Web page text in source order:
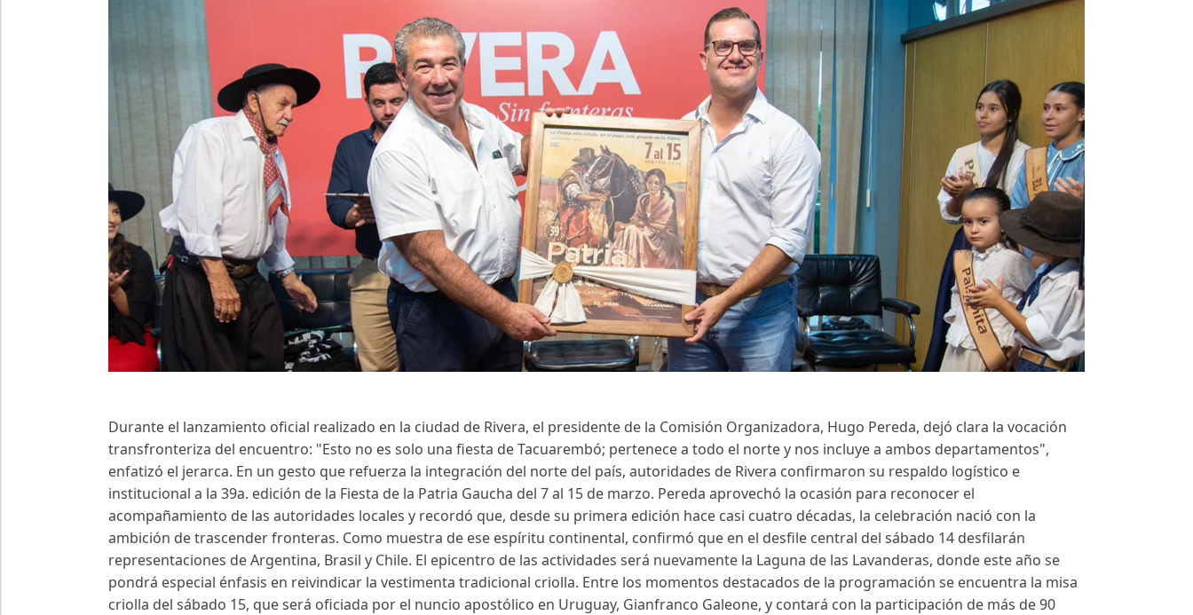
Durante el lanzamiento oficial realizado en la ciudad de Rivera, el presidente de la Comisión Organizadora, Hugo Pereda, dejó clara la vocación
transfronteriza del encuentro: "Esto no es solo una fiesta de Tacuarembó; pertenece a todo el norte y nos incluye a ambos departamentos",
enfatizó el jerarca. En un gesto que refuerza la integración del norte del país, autoridades de Rivera confirmaron su respaldo logístico e
institucional a la 39a. edición de la Fiesta de la Patria Gaucha del 7 al 15 de marzo. Pereda aprovechó la ocasión para reconocer el
acompañamiento de las autoridades locales y recordó que, desde su primera edición hace casi cuatro décadas, la celebración nació con la
ambición de trascender fronteras. Como muestra de ese espíritu continental, confirmó que en el desfile central del sábado 14 desfilarán
representaciones de Argentina, Brasil y Chile. El epicentro de las actividades será nuevamente la Laguna de las Lavanderas, donde este año se
pondrá especial énfasis en reivindicar la vestimenta tradicional criolla. Entre los momentos destacados de la programación se encuentra la misa
criolla del sábado 15, que será oficiada por el nuncio apostólico en Uruguay, Gianfranco Galeone, y contará con la participación de más de 90